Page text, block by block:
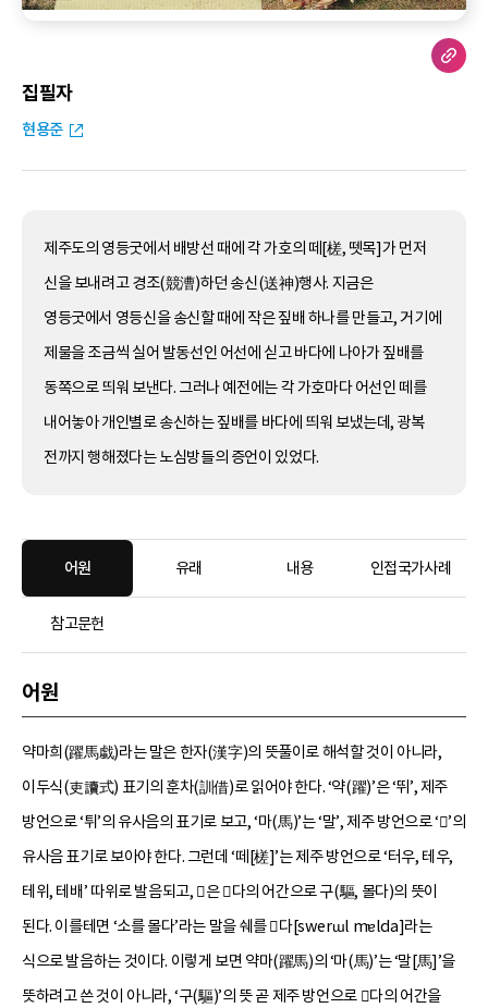
집필자
현용준
제주도의 영등굿에서 배방선 때에 각 가호의 떼[槎, 뗏목]가 먼저
신을 보내려고 경조(競漕)하던 송신(送神)행사. 지금은
영등굿에서 영등신을 송신할 때에 작은 짚배 하나를 만들고, 거기에
제물을 조금씩 실어 발동선인 어선에 싣고 바다에 나아가 짚배를
동쪽으로 띄워 보낸다. 그러나 예전에는 각 가호마다 어선인 떼를
내어놓아 개인별로 송신하는 짚배를 바다에 띄워 보냈는데, 광복
전까지 행해졌다는 노심방들의 증언이 있었다.
어원 유래 내용 인접국가사례
참고문헌
어원
약마희(躍馬戱)라는 말은 한자(漢字)의 뜻풀이로 해석할 것이 아니라,
이두식(吏讀式) 표기의 훈차(訓借)로 읽어야 한다. ‘약(躍)’은 ‘뛰’, 제주
방언으로 ‘튀’의 유사음의 표기로 보고, ‘마(馬)’는 ‘말’, 제주 방언으로 ‘’의
유사음 표기로 보아야 한다. 그런데 ‘떼[槎]’는 제주 방언으로 ‘터우, 테우,
테위, 테배’ 따위로 발음되고, 은 다의 어간으로 구(驅, 몰다)의 뜻이
된다. 이를테면 ‘소를 몰다’라는 말을 쉐를 다[swerɯl mɐlda]라는
식으로 발음하는 것이다. 이렇게 보면 약마(躍馬)의 ‘마(馬)’는 ‘말[馬]’을
뜻하려고 쓴 것이 아니라, ‘구(驅)’의 뜻 곧 제주 방언으로 다의 어간을